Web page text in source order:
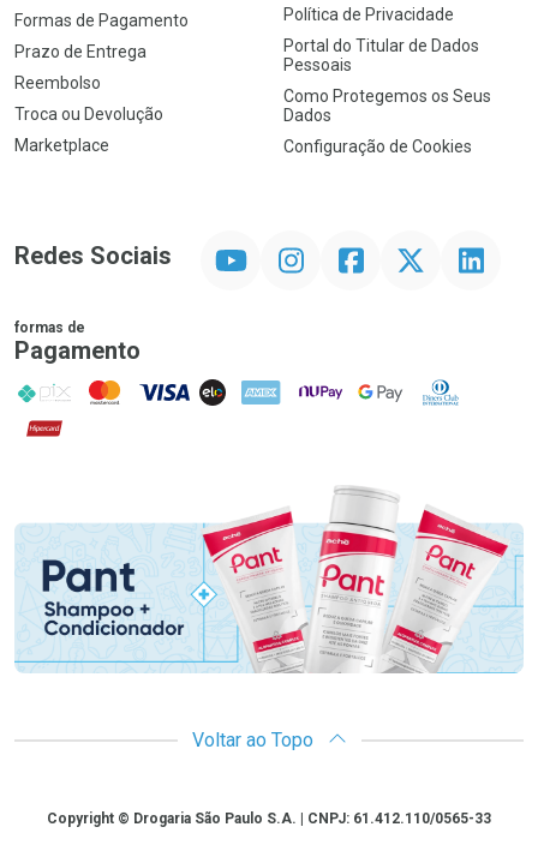
Formas de Pagamento
Prazo de Entrega
Reembolso
Troca ou Devolução
Marketplace
Política de Privacidade
Portal do Titular de Dados
Pessoais
Como Protegemos os Seus
Dados
Configuração de Cookies
Redes Sociais InstagramFacebook Linkedin
formas de
Pagamento
PIX MasterCard
VISA ELO AMEX NuPay Google PayDiners Club
Hipercard
Promoção em Destaque
Voltar ao Topo
CopyrightCopyright © Drogaria São Paulo S.A. | CNPJ: 61.412.110/0565-33